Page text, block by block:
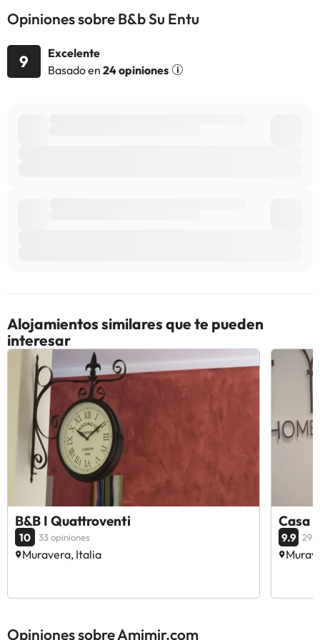
Opiniones sobre B&b Su Entu
9
Excelente
Basado en 24 opiniones
Alojamientos similares que te pueden
interesar
B&B I Quattroventi
10 33 opiniones
Muravera, Italia
Casa
9.9 29
Opiniones sobre Amimir.com